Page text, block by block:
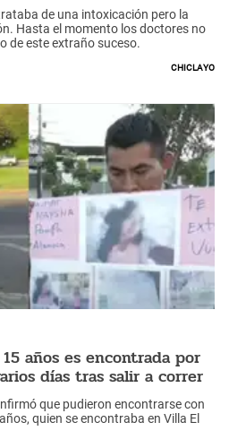
de una intoxicación pero la
Hasta el momento los doctores no
de este extraño suceso.
Chiclayo
años es encontrada por
días tras salir a correr
que pudieron encontrarse con
quien se encontraba en Villa El